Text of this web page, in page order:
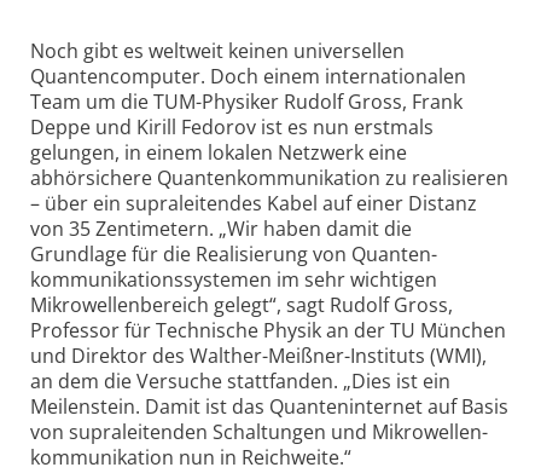
Noch gibt es weltweit keinen universellen
Quantencomputer. Doch einem internationalen
Team um die TUM-Physiker Rudolf Gross, Frank
Deppe und Kirill Fedorov ist es nun erstmals
gelungen, in einem lokalen Netzwerk eine
abhörsichere Quanten­kommunikation zu realisieren
– über ein supra­leitendes Kabel auf einer Distanz
von 35 Zentimetern. „Wir haben damit die
Grundlage für die Realisierung von Quanten­
kommunikations­systemen im sehr wichtigen
Mikrowellen­bereich gelegt“, sagt Rudolf Gross,
Professor für Technische Physik an der TU München
und Direktor des Walther-Meißner-Instituts (WMI),
an dem die Versuche stattfanden. „Dies ist ein
Meilenstein. Damit ist das Quanten­internet auf Basis
von supra­leitenden Schaltungen und Mikrowellen­
kommunikation nun in Reichweite.“